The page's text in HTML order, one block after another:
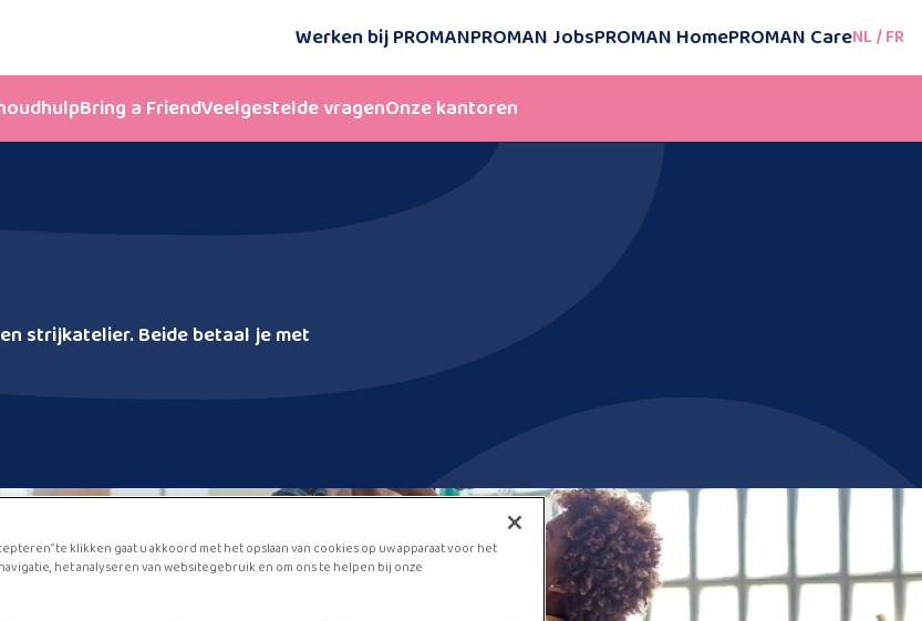
Werken bij PROMANPROMAN JobsPROMAN HomePROMAN CareNL/FR
Bring a FriendVeelgestelde vragenOnze kantoren
strijkatelier. Beide betaal je met
te klikken gaat u akkoord met het opslaan van cookies op uw apparaat voor het
het analyseren van websitegebruik en om ons te helpen bij onze